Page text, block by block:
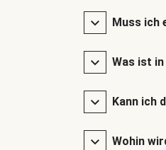
Muss ich
Was ist
Kann ich
Wohin